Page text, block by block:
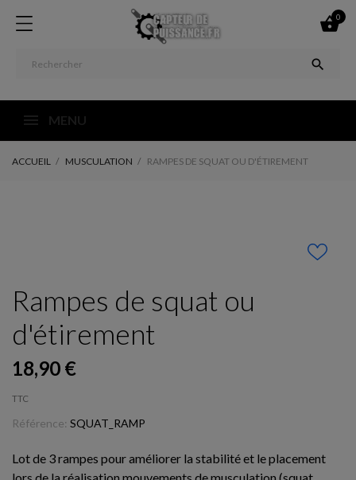

0

MENU
ACCUEIL MUSCULATION RAMPES DE SQUAT OU D'ÉTIREMENT
Rampes de squat ou
d'étirement
18,90 €
TTC
Référence: SQUAT_RAMP
Lot de 3 rampes pour améliorer la stabilité et le placement
lors de la réalisation mouvements de musculation (squat,